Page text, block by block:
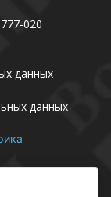
020
данных
данных